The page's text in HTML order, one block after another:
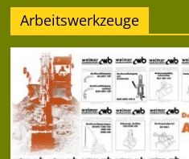
Arbeitswerkzeuge